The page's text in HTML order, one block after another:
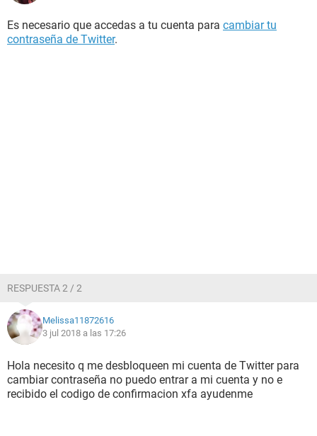
Es necesario que accedas a tu cuenta para cambiar tu
contraseña de Twitter.
RESPUESTA 2 / 2
Melissa11872616
3 jul 2018 a las 17:26
Hola necesito q me desbloqueen mi cuenta de Twitter para
cambiar contraseña no puedo entrar a mi cuenta y no e
recibido el codigo de confirmacion xfa ayudenme